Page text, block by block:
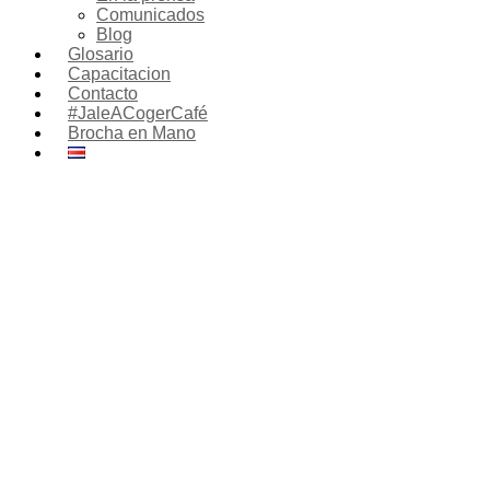
Comunicados
Blog
Glosario
Capacitacion
Contacto
#JaleACogerCafé
Brocha en Mano